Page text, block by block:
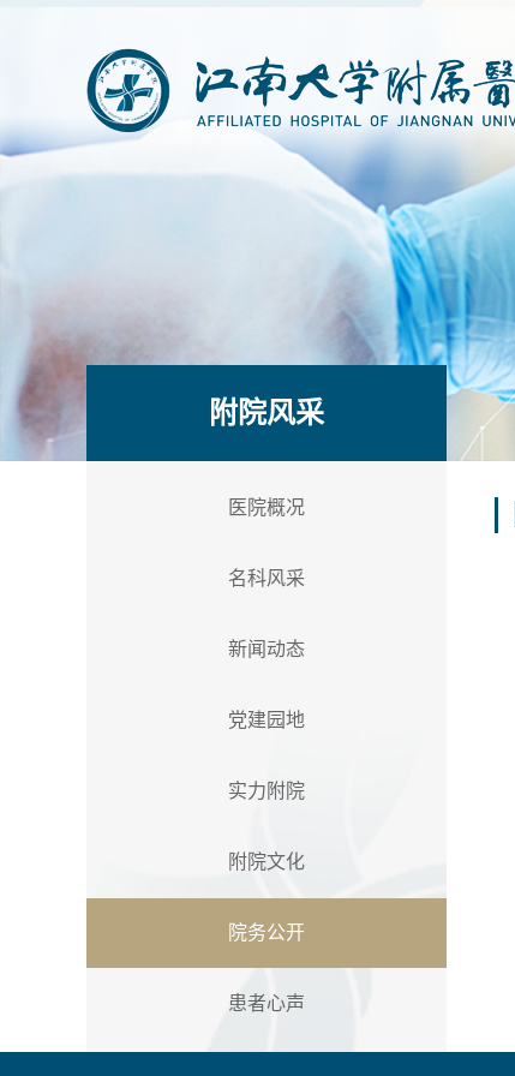
附院风采
医院概况
名科风采
新闻动态
党建园地
实力附院
附院文化
院务公开
患者心声